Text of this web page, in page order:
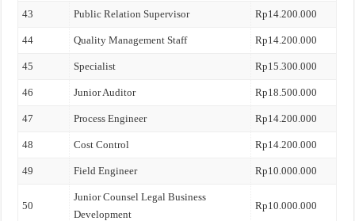
43 Public Relation Supervisor Rp14.200.000
44 Quality Management Staff Rp14.200.000
45 Specialist Rp15.300.000
46 Junior Auditor Rp18.500.000
47 Process Engineer Rp14.200.000
48 Cost Control Rp14.200.000
49 Field Engineer Rp10.000.000
50
Junior Counsel Legal Business
Development
Rp10.000.000